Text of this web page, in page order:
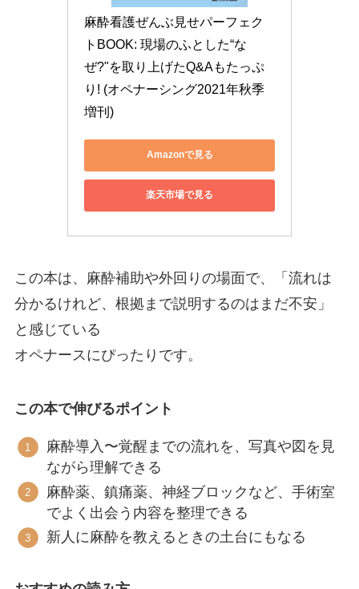
麻酔看護ぜんぶ見せパーフェク
トBOOK: 現場のふとした“な
ぜ?"を取り上げたQ&Aもたっぷ
り! (オペナーシング2021年秋季
増刊)
Amazonで見る
楽天市場で見る
この本は、麻酔補助や外回りの場面で、「流れは
分かるけれど、根拠まで説明するのはまだ不安」
と感じている
オペナースにぴったりです。
この本で伸びるポイント
麻酔導入〜覚醒までの流れを、写真や図を見
ながら理解できる
麻酔薬、鎮痛薬、神経ブロックなど、手術室
でよく出会う内容を整理できる
新人に麻酔を教えるときの土台にもなる